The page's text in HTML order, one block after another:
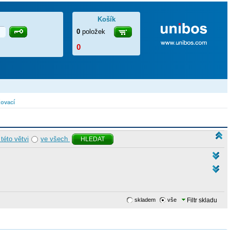
větvi ve všech HLEDAT
Filtr skladu
skladem vše
Košík
0 položek
0